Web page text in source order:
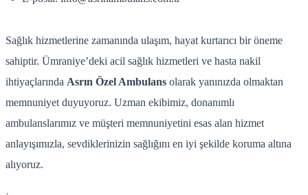
Sağlık hizmetlerine zamanında ulaşım, hayat kurtarıcı bir öneme
sahiptir. Ümraniye’deki acil sağlık hizmetleri ve hasta nakil
ihtiyaçlarında Asrın Özel Ambulans olarak yanınızda olmaktan
memnuniyet duyuyoruz. Uzman ekibimiz, donanımlı
ambulanslarımız ve müşteri memnuniyetini esas alan hizmet
anlayışımızla, sevdiklerinizin sağlığını en iyi şekilde koruma altına
alıyoruz.